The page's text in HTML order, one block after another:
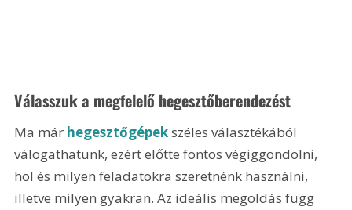
Válasszuk a megfelelő hegesztőberendezést
Ma már hegesztőgépek széles választékából
válogathatunk, ezért előtte fontos végiggondolni,
hol és milyen feladatokra szeretnénk használni,
illetve milyen gyakran. Az ideális megoldás függ